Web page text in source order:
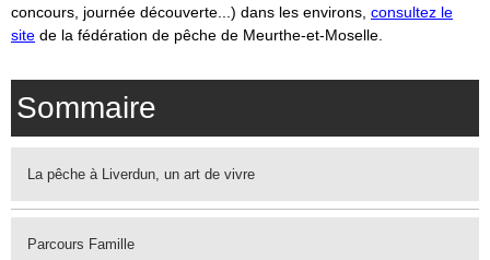
concours, journée découverte...) dans les environs, consultez le
site de la fédération de pêche de Meurthe-et-Moselle.
Sommaire
La pêche à Liverdun, un art de vivre
Parcours Famille